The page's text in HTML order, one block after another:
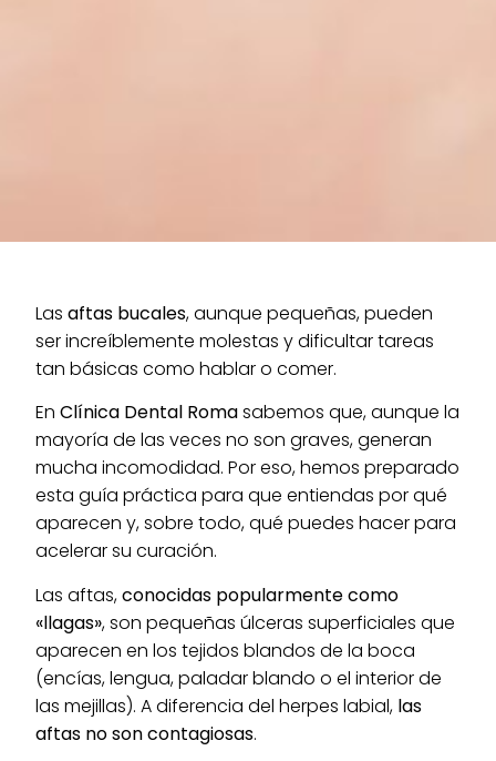
Lasaftas bucales, aunque pequeñas, pueden
ser increíblemente molestas y dificultar tareas
tan básicas como hablar o comer.
EnClínica Dental Romasabemos que, aunque la
mayoría de las veces no son graves, generan
mucha incomodidad. Por eso, hemos preparado
esta guía práctica para que entiendas por qué
aparecen y, sobre todo, qué puedes hacer para
acelerar su curación.
Las aftas,conocidas popularmente como
«llagas», son pequeñas úlceras superficiales que
aparecen en los tejidos blandos de la boca
(encías, lengua, paladar blando o el interior de
las mejillas). A diferencia del herpes labial, las
aftas no son contagiosas.